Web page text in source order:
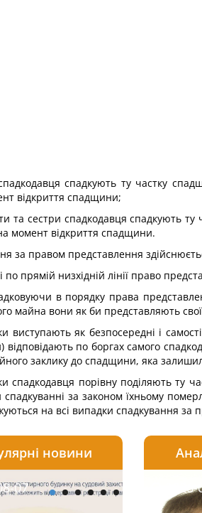
спадкують ту частку
відкриття спадщини;
та сестри спадкодавця спадкують ту
момент відкриття спадщини.
за правом представлення
по прямій низхідній лінії право
в порядку права
майна вони як би представляють
виступають як безпосередні і
відповідають по боргах самого
заклику до спадщини, яка
спадкодавця порівну поділяють ту
за законом їхньому
на всі випадки спадкування за
новини
07 2026-08-
08-03